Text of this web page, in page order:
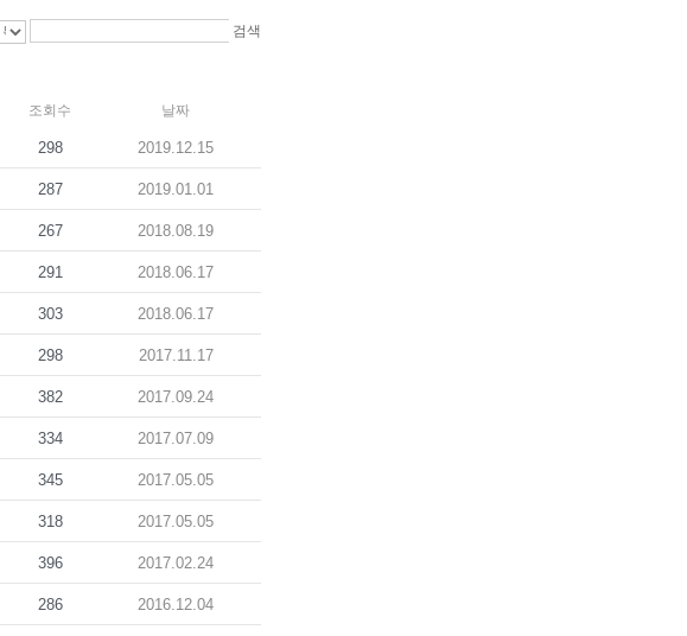
검색
조회수 날짜
298 2019.12.15
287 2019.01.01
267 2018.08.19
291 2018.06.17
303 2018.06.17
298 2017.11.17
382 2017.09.24
334 2017.07.09
345 2017.05.05
318 2017.05.05
396 2017.02.24
286 2016.12.04